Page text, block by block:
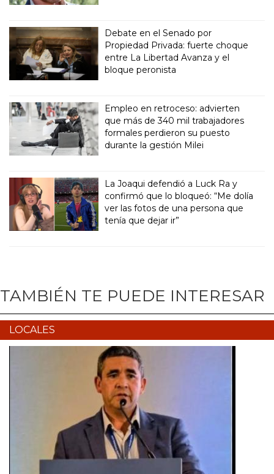
Debate en el Senado por
Propiedad Privada: fuerte choque
entre La Libertad Avanza y el
bloque peronista
Empleo en retroceso: advierten
que más de 340 mil trabajadores
formales perdieron su puesto
durante la gestión Milei
La Joaqui defendió a Luck Ra y
confirmó que lo bloqueó: “Me dolía
ver las fotos de una persona que
tenía que dejar ir”
TAMBIÉN TE PUEDE INTERESAR
LOCALES